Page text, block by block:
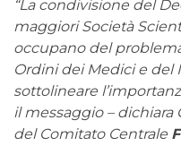
“La condivisione del
maggiori Società
occupano del
Ordini dei Medici e del
sottolineare
il messaggio – dichiara
del Comitato Centrale